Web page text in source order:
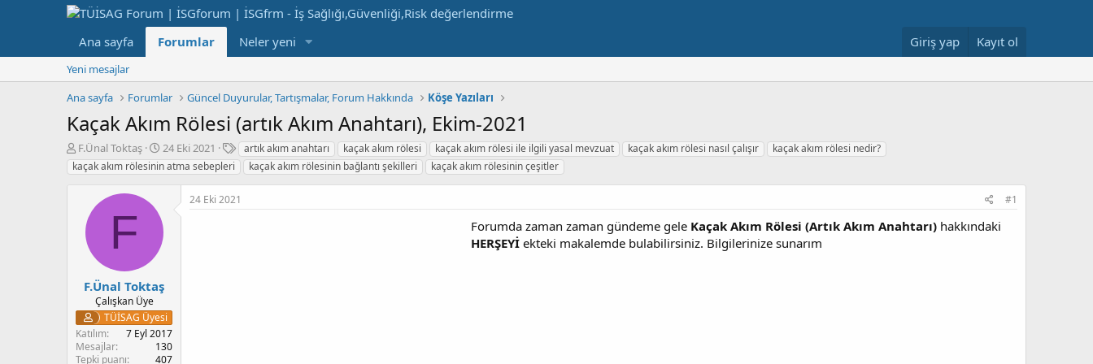
Ana sayfa Forumlar Neler yeni Giriş yap Kayıt ol
Yeni mesajlar
Ana sayfa
Forumlar Güncel Duyurular, Tartışmalar, Forum Hakkında Köşe Yazıları
Kaçak Akım Rölesi (artık Akım Anahtarı), Ekim-2021
K
o
n
a
t
a
n
F.Ünal Toktaş
B
a
ş
n
g
a
r
i
h
i
24 Eki 2021
E
t
i
e
artık akım anahtarı kaçak akım rölesi kaçak akım rölesi ile ilgili yasal mevzuat kaçak akım rölesi nasıl çalışır
kaçak akım rölesi nedir?
kaçak akım rölesinin atma sebepleri
kaçak akım rölesinin bağlantı şekilleri kaçak akım rölesinin çeşitler
F
F.Ünal Toktaş
Çalışkan Üye
TÜİSAG Üyesi
Katılım
7 Eyl 2017
Mesajlar
130
Tepki puanı
407
24 Eki 2021 #1
Forumda zaman zaman gündeme gele Kaçak Akım Rölesi (Artık Akım Anahtarı) hakkındaki
HERŞEYİ ekteki makalemde bulabilirsiniz. Bilgilerinize sunarım